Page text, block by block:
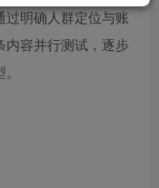
过明确人群定位与账
容并行测试，逐步